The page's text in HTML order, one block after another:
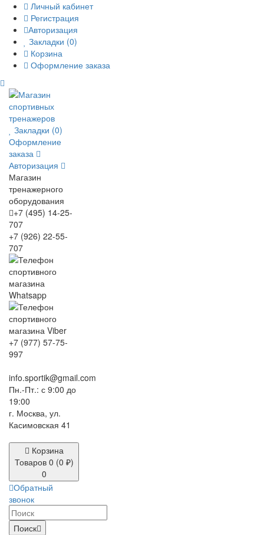
Личный кабинет
Регистрация
Авторизация
Закладки (0)
Корзина
Оформление заказа
Закладки (0)
Оформление
заказа
Авторизация
Магазин
тренажерного
оборудования
+7 (495) 14-25-
707
+7 (926) 22-55-
707
+7 (977) 57-75-
997
info.sportik@gmail.com
Пн.-Пт.: с 9:00 до
19:00
г. Москва, ул.
Касимовская 41
Корзина
Товаров 0 (0 ₽)
0
Обратный
звонок
Поиск